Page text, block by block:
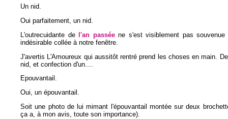
Un nid.
Oui parfaitement, un nid.
L'outrecuidante de
l'an passéene s'est visiblement pas souvenue
indésirable collée à notre fenêtre.
J'avertis L'Amoureux qui aussitôt rentré prend les choses en main.
nid, et confection d'un....
Epouvantail.
Oui, un épouvantail.
Soit une photo de lui mimant l'épouvantail montée sur deux
ça a, à mon avis, toute son importance).